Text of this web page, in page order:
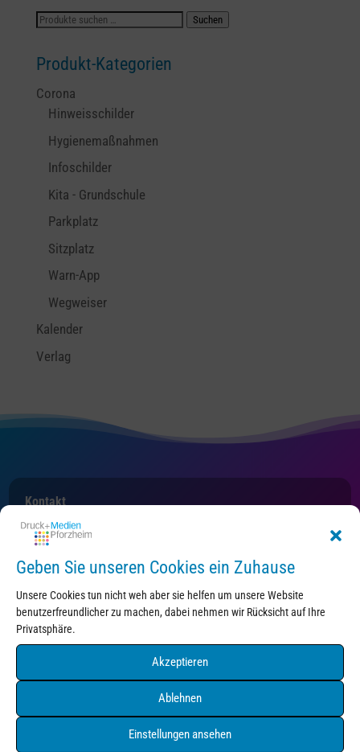
Geben Sie unseren Cookies ein Zuhause
Unsere Cookies tun nicht weh aber sie helfen um unsere Website
benutzerfreundlicher zu machen, dabei nehmen wir Rücksicht auf Ihre
Privatsphäre.
Akzeptieren
Ablehnen
Einstellungen ansehen
Suchen
Suchen
Produkt-Kategorien
Corona
Hinweisschilder
Hygienemaßnahmen
Infoschilder
Kita - Grundschule
Parkplatz
Sitzplatz
Warn-App
Wegweiser
Kalender
Verlag
Kontakt
Druck+Medien Pforzheim
Holzgartenstraße 3
Tel. 07231/4550216
info@druckundmedien-pf.de